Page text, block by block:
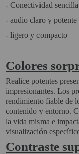
SUPER
TIPOS DE
PANTALLAS DE
PROYECCIÓN
PRODUCTOS
SOPORTE
- Conectividad
- audio claro y
- ligero y compacto
Colores
Realice potentes
impresionantes. Los
rendimiento fiable de
contenido y entorno.
la vida misma e
visualización
Contraste